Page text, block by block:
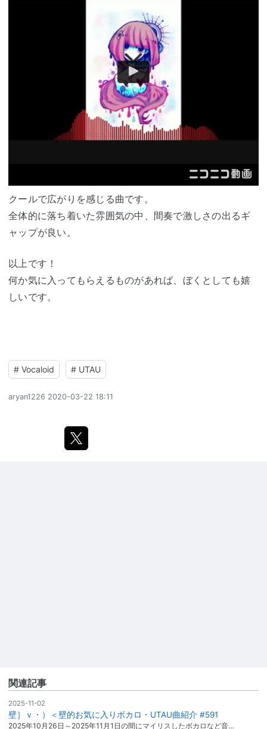
クールで広がりを感じる曲です。
全体的に落ち着いた雰囲気の中、間奏で激しさの出るギ
ャップが良い。
以上です！
何か気に入ってもらえるものがあれば、ぼくとしても嬉
しいです。
# Vocaloid # UTAU
aryan1226 2020-03-22 18:11
関連記事
2025-11-02
壁］ｖ・）＜壁的お気に入りボカロ・UTAU曲紹介 #591
2025年10月26日～2025年11月1日の間にマイリスしたボカロなど音…